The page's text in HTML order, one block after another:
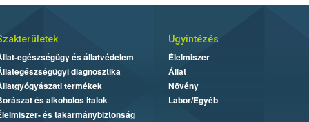
egészségügy és állatvédelem
diagnosztika
termékek
és alkoholos italok
és takarmánybiztonság
Ügyintézés
Élelmiszer
Állat
Növény
Labor/Egyéb